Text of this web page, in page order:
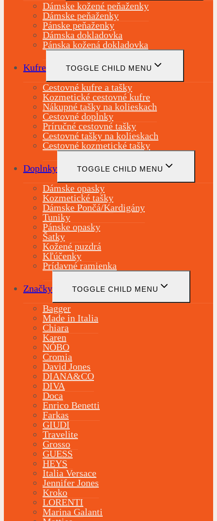
Dámske kožené peňaženky
Dámske peňaženky
Pánske peňaženky
Dámska dokladovka
Pánska kožená dokladovka
Kufre TOGGLE CHILD MENU
Cestovné kufre a tašky
Kozmetické cestovné kufre
Nákupné tašky na kolieskach
Cestovné doplnky
Príručné cestovné tašky
Cestovné tašky na kolieskach
Cestovné kozmetické tašky
Doplnky TOGGLE CHILD MENU
Dámske opasky
Kozmetické tašky
Dámske Pončá/Kardigány
Tuniky
Pánske opasky
Šatky
Kožené puzdrá
Kľúčenky
Prídavné ramienka
Značky TOGGLE CHILD MENU
Bagger
Made in Italia
Chiara
Karen
NÓBO
Cromia
David Jones
DIANA&CO
DIVA
Doca
Enrico Benetti
Farkas
GIUDI
Travelite
Grosso
GUESS
HEYS
Italia Versace
Jennifer Jones
Kroko
LORENTI
Marina Galanti